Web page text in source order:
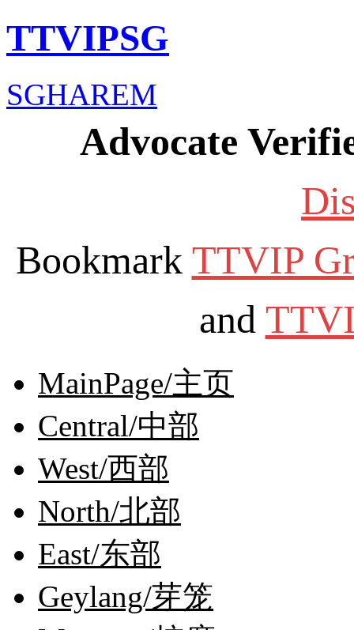
TTVIPSG
SGHAREM
Advocate
Bookmark TTVIP
and
MainPage/主页
Central/中部
West/西部
North/北部
East/东部
Geylang/芽笼